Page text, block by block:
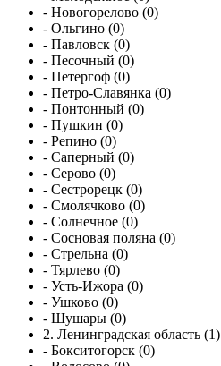
- Новогорелово (0)
- Ольгино (0)
- Павловск (0)
- Песочный (0)
- Петергоф (0)
- Петро-Славянка (0)
- Понтонный (0)
- Пушкин (0)
- Репино (0)
- Саперный (0)
- Серово (0)
- Сестрорецк (0)
- Смолячково (0)
- Солнечное (0)
- Сосновая поляна (0)
- Стрельна (0)
- Тярлево (0)
- Усть-Ижора (0)
- Ушково (0)
- Шушары (0)
2. Ленинградская область (1)
- Бокситогорск (0)